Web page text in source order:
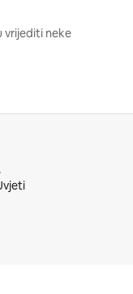
vrijediti neke